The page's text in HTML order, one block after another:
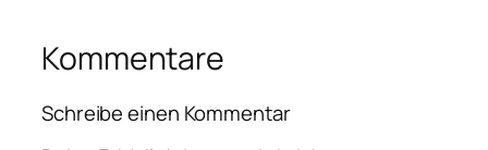
Kommentare
Schreibe einen Kommentar